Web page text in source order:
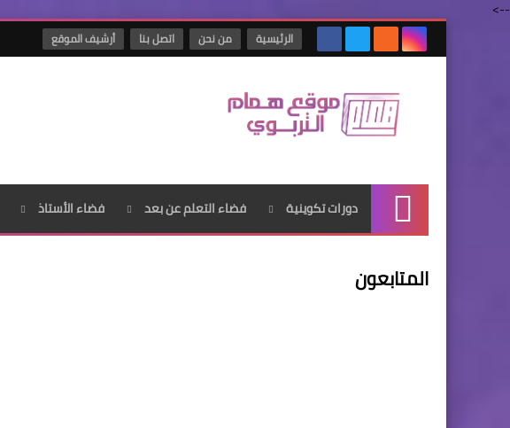
-->
الرئيسية من نحن اتصل بنا أرشيف الموقع
الرئيسية
دورات تكوينية فضاء التعلم عن بعد فضاء الأستاذ
المتابعون